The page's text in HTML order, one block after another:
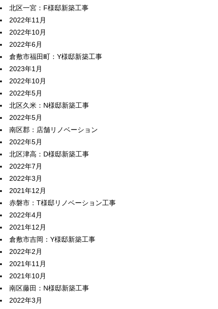
北区一宮：F様邸新築工事
2022年11月
2022年10月
2022年6月
倉敷市福田町：Y様邸新築工事
2023年1月
2022年10月
2022年5月
北区久米：N様邸新築工事
2022年5月
南区郡：店舗リノベーション
2022年5月
北区津高：D様邸新築工事
2022年7月
2022年3月
2021年12月
赤磐市：T様邸リノベーション工事
2022年4月
2021年12月
倉敷市吉岡：Y様邸新築工事
2022年2月
2021年11月
2021年10月
南区藤田：N様邸新築工事
2022年3月